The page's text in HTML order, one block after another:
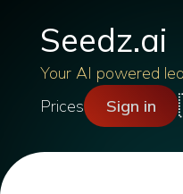
Seedz.ai
Your AI powered
Prices
Sign in